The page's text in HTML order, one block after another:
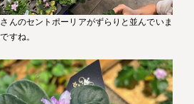
のセントポーリアがずらりと並んでいま
すね。